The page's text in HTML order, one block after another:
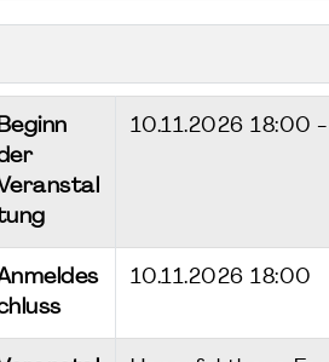
Beginn
10.11.202618:00
10.11.2026 18:00